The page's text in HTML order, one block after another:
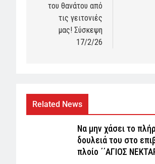
του θανάτου από
τις γειτονιές
μας! Σύσκεψη
17/2/26
Related News
Να μην χάσει το
δουλειά του στο
πλοίο ΄΄ΑΓΙΟΣ